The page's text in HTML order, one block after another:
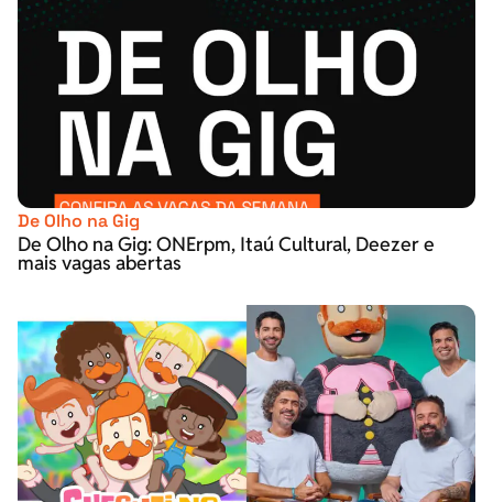
De Olho na Gig
De Olho na Gig: ONErpm, Itaú Cultural, Deezer e
mais vagas abertas